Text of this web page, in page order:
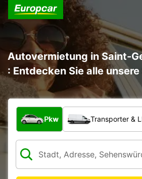
Autovermietung in Saint-
: Entdecken Sie alle
Welche Art von Fahrzeug?
Pkw Transporter &